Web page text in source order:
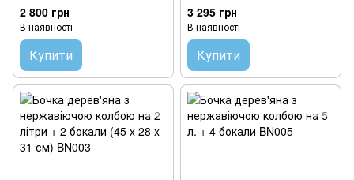
2 800 грн
В наявності
Купити
3 295 грн
В наявності
Купити